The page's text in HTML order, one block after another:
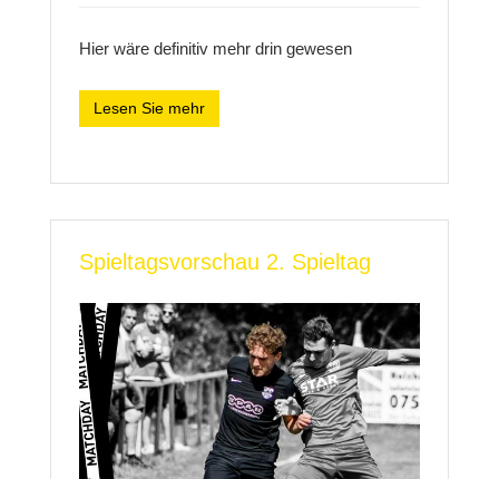
Hier wäre definitiv mehr drin gewesen
Lesen Sie mehr
Spieltagsvorschau 2. Spieltag